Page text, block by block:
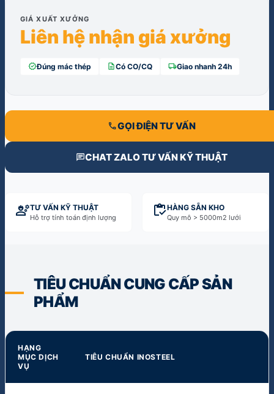
GIÁ XUẤT XƯỞNG
Liên hệ nhận giá xưởng
verifiedĐúng mác thép descriptionCó CO/CQ local_shippingGiao nhanh 24h
callGỌI ĐIỆN TƯ VẤN
chatCHAT ZALO TƯ VẤN KỸ THUẬT
engineeringTƯ VẤN KỸ THUẬT
Hỗ trợ tính toán định lượng inventoryHÀNG SẴN KHO
Quy mô > 5000m2 lưới
TIÊU CHUẨN CUNG CẤP SẢN
PHẨM
HẠNG
MỤC DỊCH
VỤ
TIÊU CHUẨN INOSTEEL